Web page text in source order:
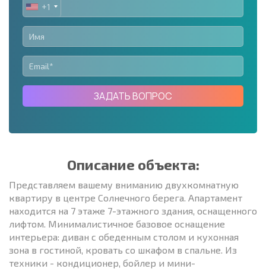
UNITED
STATES
+1
+1
ЗАДАТЬ ВОПРОС
Описание объекта:
Представляем вашему вниманию двухкомнатную
квартиру в центре Солнечного берега. Апартамент
находится на 7 этаже 7-этажного здания, оснащенного
лифтом. Минималистичное базовое оснащение
интерьера: диван с обеденным столом и кухонная
зона в гостиной, кровать со шкафом в спальне. Из
техники - кондиционер, бойлер и мини-